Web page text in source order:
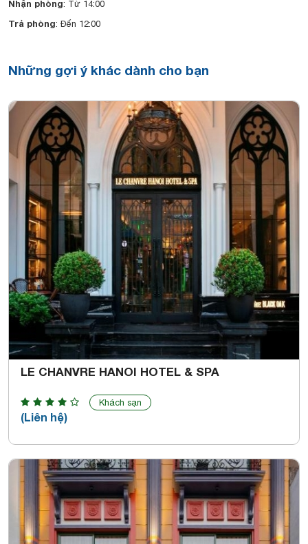
Nhận phòng: Từ 14:00
Trả phòng: Đến 12:00
Những gợi ý khác dành cho bạn
LE CHANVRE HANOI HOTEL & SPA
Khách sạn
(Liên hệ)